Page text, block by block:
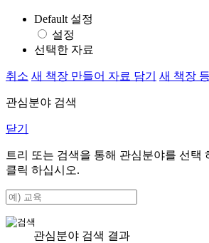
Default 설정
설정
선택한 자료
취소 새 책장 만들어 자료 담기 새 책장
관심분야 검색
닫기
트리 또는 검색을 통해 관심분야를 선택
클릭 하십시오.
관심분야 검색 결과